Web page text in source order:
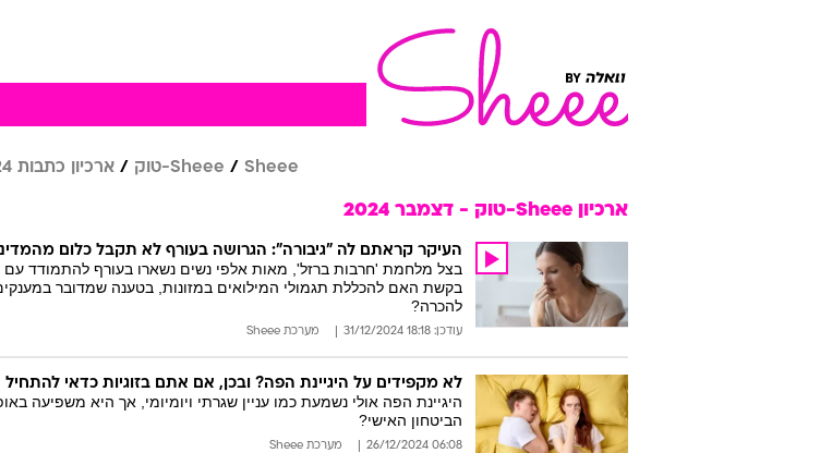
Sheee Sheee-טוק ארכיון כתבות 2024
ארכיון Sheee-טוק - דצמבר 2024
העיקר קראתם לה "גיבורה": הגרושה בעורף לא תקבל כלום
בצל מלחמת 'חרבות ברזל', מאות אלפי נשים נשארו בעורף להתמודד עם
בקשת האם להכללת תגמולי המילואים במזונות, בטענה שמדובר
להכרה?
עודכן: 18:18 31/12/2024 מערכת Sheee
לא מקפידים על היגיינת הפה? ובכן, אם אתם בזוגיות כדאי להתחיל
היגיינת הפה אולי נשמעת כמו עניין שגרתי ויומיומי, אך היא משפיעה
הביטחון האישי?
06:08 26/12/2024 מערכת Sheee